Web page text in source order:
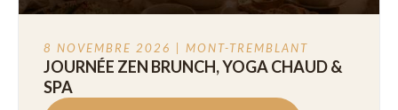
8 NOVEMBRE 2026 | MONT-TREMBLANT
JOURNÉE ZEN BRUNCH, YOGA CHAUD &
SPA